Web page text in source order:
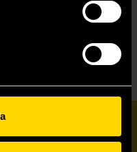
nyhetsbrev